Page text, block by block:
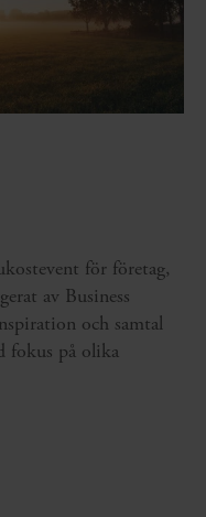
för företag,
av Business
och samtal
fokus på olika